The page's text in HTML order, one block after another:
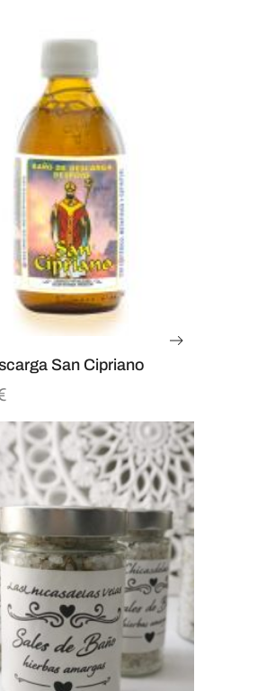
San Cipriano